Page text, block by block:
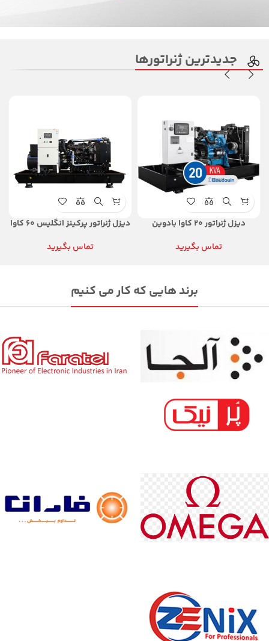
جدیدترین ژنراتورها
دیزل ژنراتور ۲۰ کاوا بادوین
تماس بگیرید
دیزل ژنراتور پرکینز انگلیس ۶۰ کاوا
تماس بگیرید
برند هایی که کار می کنیم